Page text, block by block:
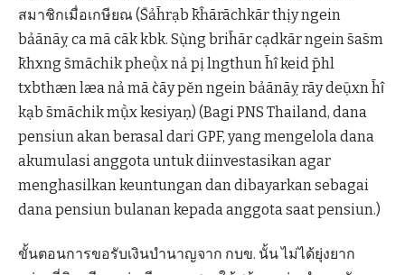
สมาชิกเมื่อเกษียณ (S̄ảh̄rạb k̄ĥārāchkār thịy ngein
bảānāỵ ca mā cāk kbk. Sụ̀ng brih̄ār cạdkār ngein s̄as̄m
k̄hxng s̄māchik pheụ̄̀x nả pị lngthun h̄ı̂ keid p̄hl
txbthæn læa nả mā c̀āy pĕn ngein bảānāỵ rāy deụ̄xn h̄ı̂
kạb s̄māchik mụ̄̀x kesiyaṇ) (Bagi PNS Thailand, dana
pensiun akan berasal dari GPF, yang mengelola dana
akumulasi anggota untuk diinvestasikan agar
menghasilkan keuntungan dan dibayarkan sebagai
dana pensiun bulanan kepada anggota saat pensiun.)
ขั้นตอนการขอรับเงินบำนาญจาก กบข. นั้น ไม่ได้ยุ่งยาก